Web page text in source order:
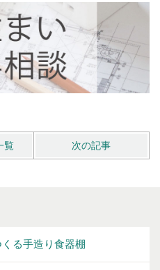
覧 次の記事
る手造り食器棚